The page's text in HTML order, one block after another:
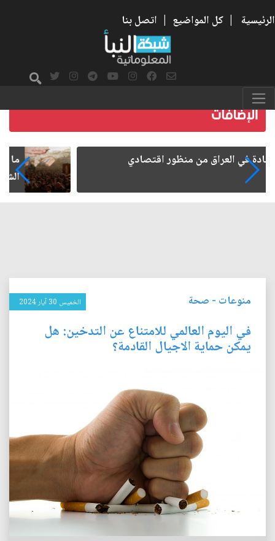
الرئيسية | كل المواضيع | اتصل بنا
ما بعد الأربعين.. كيف اتسعت الزيارة من هويتها
منوعات - صحة الخميس 30 آيار 2024
في اليوم العالمي للامتناع عن التدخين: هل
يمكن حماية الاجيال القادمة؟